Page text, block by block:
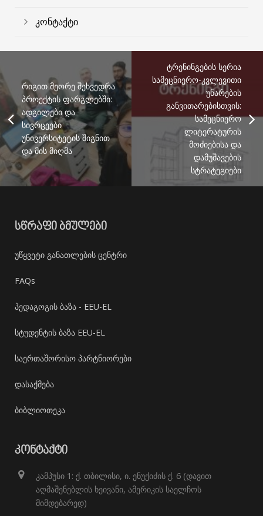
კონტაქტი
რიგით მეორე შეხვედრა
პროექტის ფარგლებში:
ადგილები და
სივრცეები
უნივერსიტეტის შიგნით
და მის მიღმა
ტრენინგების სერია
სამეცნიერო-კვლევითი
უნარების
განვითარებისთვის:
სამეცნიერო
ლიტერატურის
მოძიებისა და
დამუშავების
სტრატეგიები
ᲡᲬᲠᲐᲤᲘ ᲑᲛᲣᲚᲔᲑᲘ
უწყვეტი განათლების ცენტრი
FAQs
პედაგოგის ბაზა - EEU-EL
სტუდენტის ბაზა EEU-EL
საერთაშორისო პარტნიორები
დასაქმება
ბიბლიოთეკა
ᲙᲝᲜᲢᲐᲥᲢᲘ
კამპუსი 1: ქ. თბილისი, ი. ენუქიძის ქ. 6 (დავით
აღმაშენებლის ხეივანი, ამერიკის საელჩოს
მიმდებარედ)